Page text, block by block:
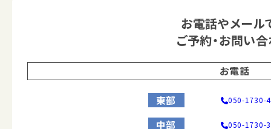
お電話やメール
ご予約・お問い
お電話
東部 050-1730-
中部 050-1730-